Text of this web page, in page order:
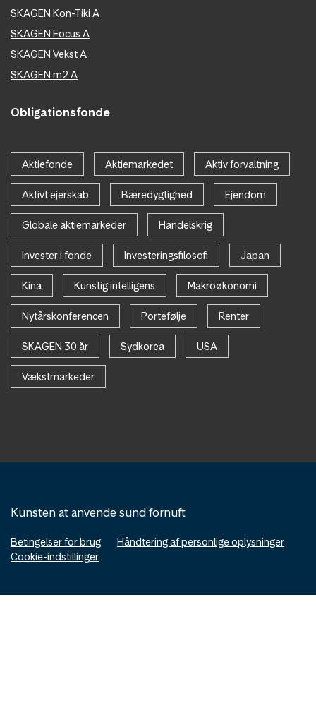
SKAGEN Kon-Tiki A
SKAGEN Focus A
SKAGEN Vekst A
SKAGEN m2 A
Obligationsfonde
Aktiefonde Aktiemarkedet Aktiv forvaltning
Aktivt ejerskab Bæredygtighed Ejendom
Globale aktiemarkeder Handelskrig
Invester i fonde Investeringsfilosofi Japan
Kina Kunstig intelligens Makroøkonomi
Nytårskonferencen Portefølje Renter
SKAGEN 30 år Sydkorea USA
Vækstmarkeder
Kunsten at anvende sund fornuft
Betingelser for brug
Håndtering af personlige oplysninger
Cookie-indstillinger